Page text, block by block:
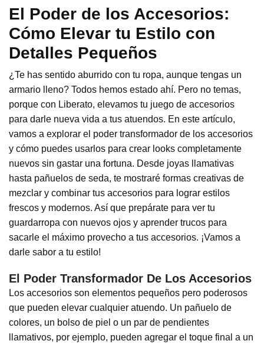
BLOG
El Poder de los Accesorios:
Cómo Elevar tu Estilo con
Detalles Pequeños
¿Te has sentido aburrido con tu ropa, aunque tengas un
armario lleno? Todos hemos estado ahí. Pero no temas,
porque con Liberato, elevamos tu juego de accesorios
para darle nueva vida a tus atuendos. En este artículo,
vamos a explorar el poder transformador de los accesorios
y cómo puedes usarlos para crear looks completamente
nuevos sin gastar una fortuna. Desde joyas llamativas
hasta pañuelos de seda, te mostraré formas creativas de
mezclar y combinar tus accesorios para lograr estilos
frescos y modernos. Así que prepárate para ver tu
guardarropa con nuevos ojos y aprender trucos para
sacarle el máximo provecho a tus accesorios. ¡Vamos a
darle sabor a tu estilo!
El Poder Transformador De Los Accesorios
Los accesorios son elementos pequeños pero poderosos
que pueden elevar cualquier atuendo. Un pañuelo de
colores, un bolso de piel o un par de pendientes
llamativos, por ejemplo, pueden agregar el toque final a un